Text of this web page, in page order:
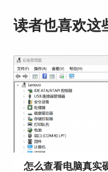
能，在AIDA64右
温度，如下图3。
读者也喜欢这
怎么查看电脑真实